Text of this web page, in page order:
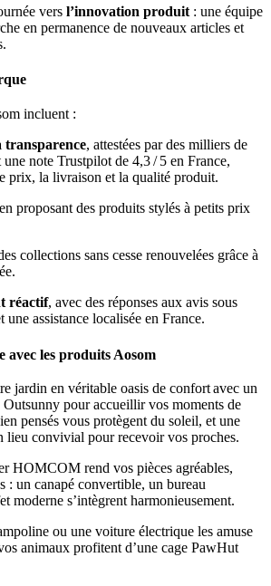
vers l’innovation produit : une équipe
en permanence de nouveaux articles et
incluent :
transparence, attestées par des milliers de
une note Trustpilot de 4,3 / 5 en France,
prix, la livraison et la qualité produit.
proposant des produits stylés à petits prix
collections sans cesse renouvelées grâce à
réactif, avec des réponses aux avis sous
une assistance localisée en France.
avec les produits Aosom
jardin en véritable oasis de confort avec un
pour accueillir vos moments de
pensés vous protègent du soleil, et une
lieu convivial pour recevoir vos proches.
HOMCOM rend vos pièces agréables,
: un canapé convertible, un bureau
moderne s’intègrent harmonieusement.
ou une voiture électrique les amuse
animaux profitent d’une cage PawHut